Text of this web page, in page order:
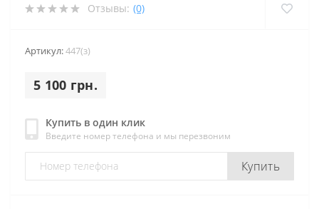
Отзывы: (0)
Артикул:447(з)
5 100 грн.
Купить в один клик
Введите номер телефона и мы перезвоним
Купить